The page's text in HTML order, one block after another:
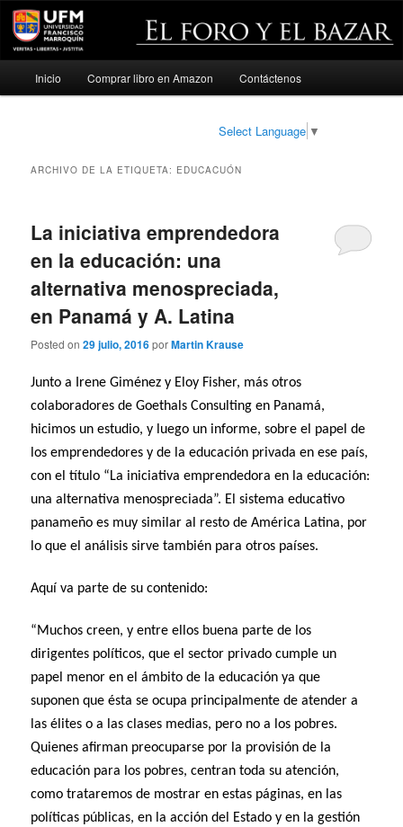
Ir
Ir
Inicio Comprar libro en Amazon Contáctenos
Select Language ▼
ARCHIVO DE LA ETIQUETA: EDUCACUÓN
La iniciativa emprendedora
en la educación: una
alternativa menospreciada,
en Panamá y A. Latina
Posted on29 julio, 2016porMartin Krause
Junto a Irene Giménez y Eloy Fisher, más otros
colaboradores de Goethals Consulting en Panamá,
hicimos un estudio, y luego un informe, sobre el papel de
los emprendedores y de la educación privada en ese país,
con el título “La iniciativa emprendedora en la educación:
una alternativa menospreciada”. El sistema educativo
panameño es muy similar al resto de América Latina, por
lo que el análisis sirve también para otros países.
Aquí va parte de su contenido:
“Muchos creen, y entre ellos buena parte de los
dirigentes políticos, que el sector privado cumple un
papel menor en el ámbito de la educación ya que
suponen que ésta se ocupa principalmente de atender a
las élites o a las clases medias, pero no a los pobres.
Quienes afirman preocuparse por la provisión de la
educación para los pobres, centran toda su atención,
como trataremos de mostrar en estas páginas, en las
políticas públicas, en la acción del Estado y en la gestión